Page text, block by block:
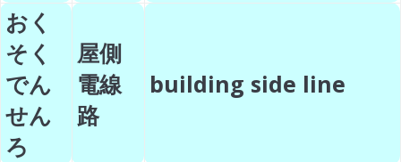
おく
そく
でん
せん
ろ
屋側
電線
路
building side line